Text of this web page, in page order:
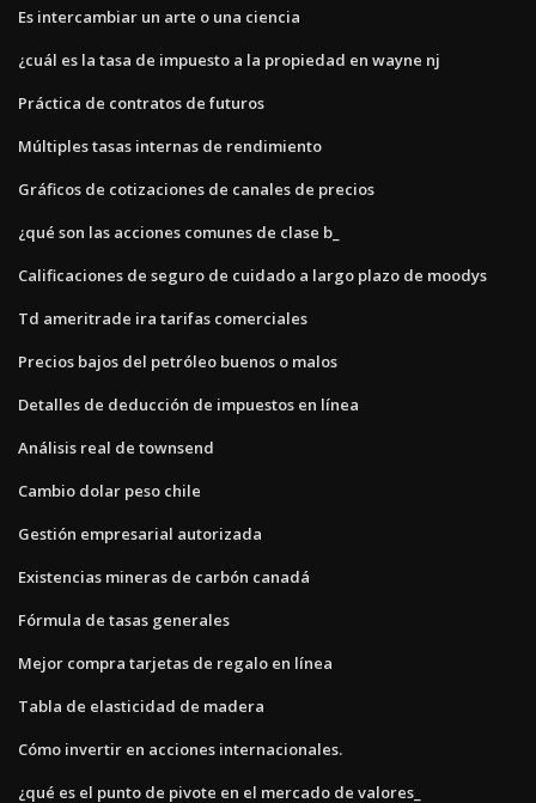
Es intercambiar un arte o una ciencia
¿cuál es la tasa de impuesto a la propiedad en wayne nj
Práctica de contratos de futuros
Múltiples tasas internas de rendimiento
Gráficos de cotizaciones de canales de precios
¿qué son las acciones comunes de clase b_
Calificaciones de seguro de cuidado a largo plazo de moodys
Td ameritrade ira tarifas comerciales
Precios bajos del petróleo buenos o malos
Detalles de deducción de impuestos en línea
Análisis real de townsend
Cambio dolar peso chile
Gestión empresarial autorizada
Existencias mineras de carbón canadá
Fórmula de tasas generales
Mejor compra tarjetas de regalo en línea
Tabla de elasticidad de madera
Cómo invertir en acciones internacionales.
¿qué es el punto de pivote en el mercado de valores_